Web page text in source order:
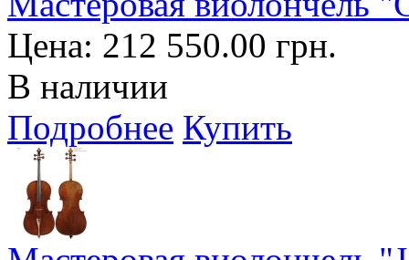
Цена: 212 550.00 грн.
В наличии
Подробнее Купить